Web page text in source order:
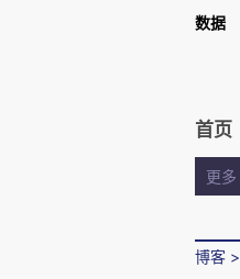
数据
首页
更多
博客 >